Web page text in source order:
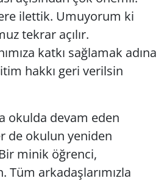
ilettik. Umuyorum ki
tekrar açılır.
katkı sağlamak adına
hakkı geri verilsin
okulda devam eden
de okulun yeniden
minik öğrenci,
Tüm arkadaşlarımızla